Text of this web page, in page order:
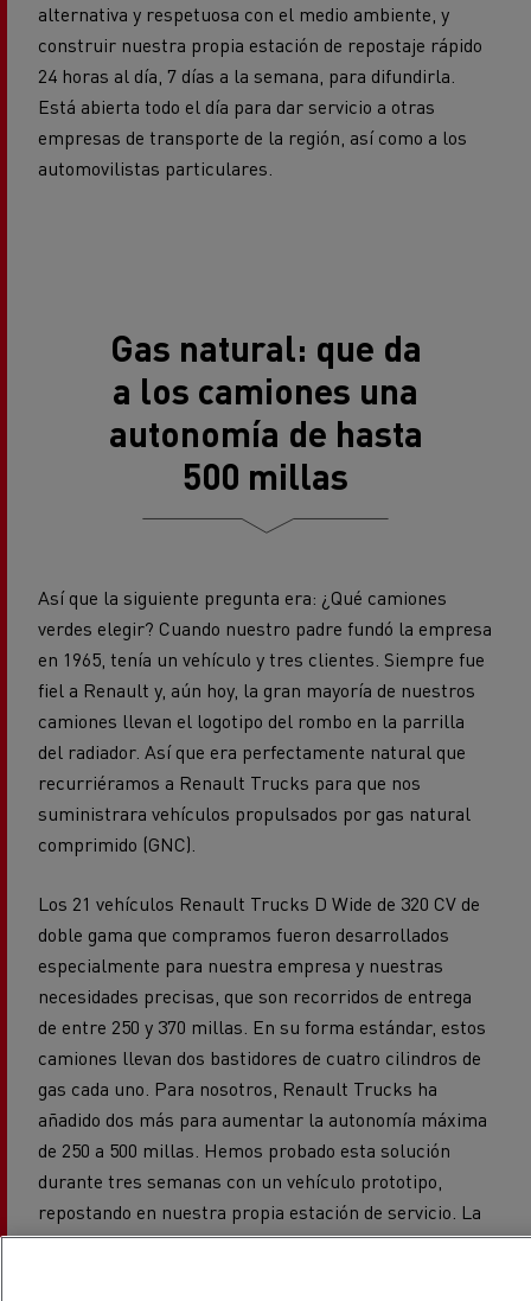
alternativa y respetuosa con el medio ambiente, y
construir nuestra propia estación de repostaje rápido
24 horas al día, 7 días a la semana, para difundirla.
Está abierta todo el día para dar servicio a otras
empresas de transporte de la región, así como a los
automovilistas particulares.
Gas natural: que da
a los camiones una
autonomía de hasta
500 millas
Así que la siguiente pregunta era: ¿Qué camiones
verdes elegir? Cuando nuestro padre fundó la empresa
en 1965, tenía un vehículo y tres clientes. Siempre fue
fiel a Renault y, aún hoy, la gran mayoría de nuestros
camiones llevan el logotipo del rombo en la parrilla
del radiador. Así que era perfectamente natural que
recurriéramos a Renault Trucks para que nos
suministrara vehículos propulsados por gas natural
comprimido (GNC).
Los 21 vehículos Renault Trucks D Wide de 320 CV de
doble gama que compramos fueron desarrollados
especialmente para nuestra empresa y nuestras
necesidades precisas, que son recorridos de entrega
de entre 250 y 370 millas. En su forma estándar, estos
camiones llevan dos bastidores de cuatro cilindros de
gas cada uno. Para nosotros, Renault Trucks ha
añadido dos más para aumentar la autonomía máxima
de 250 a 500 millas. Hemos probado esta solución
durante tres semanas con un vehículo prototipo,
repostando en nuestra propia estación de servicio. La
prueba fue un éxito y desde entonces no hemos tenido